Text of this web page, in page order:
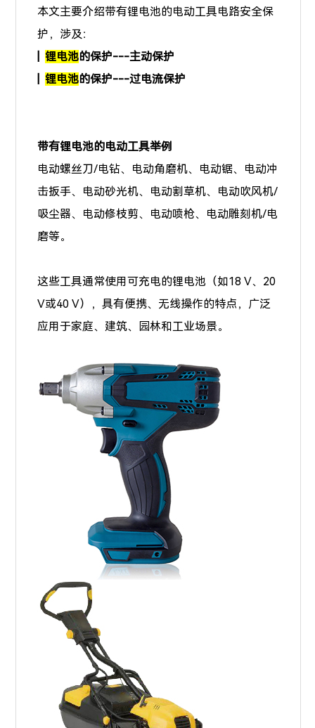
本文主要介绍带有锂电池的电动工具电路安全保
护，涉及：
|锂电池的保护---主动保护
|锂电池的保护---过电流保护
带有锂电池的电动工具举例
电动螺丝刀/电钻、电动角磨机、电动锯、电动冲
击扳手、电动砂光机、电动割草机、电动吹风机/
吸尘器、电动修枝剪、电动喷枪、电动雕刻机/电
磨等。
这些工具通常使用可充电的锂电池（如18 V、20
V或40 V），具有便携、无线操作的特点，广泛
应用于家庭、建筑、园林和工业场景。